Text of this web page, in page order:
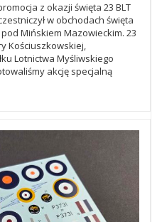
z okazji święta 23 BLT
w obchodach święta
Mińskiem Mazowieckim. 23
Kościuszkowskiej,
Lotnictwa Myśliwskiego
akcję specjalną